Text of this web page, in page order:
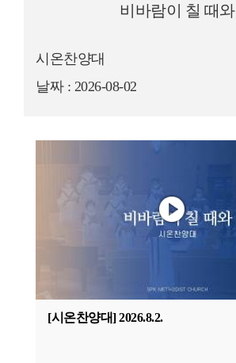
비바람이 칠 때와
시온찬양대
날짜 : 2026-08-02
[시온찬양대] 2026.8.2.